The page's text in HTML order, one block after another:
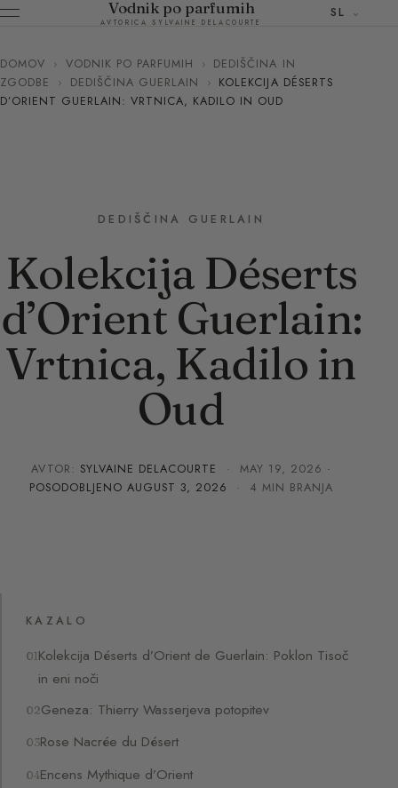
Vodnik po parfumih
AVTORICA SYLVAINE DELACOURTE
SL
DOMOV › VODNIK PO PARFUMIH › DEDIŠČINA IN
ZGODBE
› DEDIŠČINA GUERLAIN › KOLEKCIJA DÉSERTS
D’ORIENT GUERLAIN: VRTNICA, KADILO IN OUD
DEDIŠČINA GUERLAIN
Kolekcija Déserts
d’Orient Guerlain:
Vrtnica, Kadilo in
Oud
AVTOR: SYLVAINE DELACOURTE · MAY 19, 2026 ·
POSODOBLJENO AUGUST 3, 2026 · 4 MIN BRANJA
KAZALO
Kolekcija Déserts d’Orient de Guerlain: Poklon Tisoč
in eni noči
Geneza: Thierry Wasserjeva potopitev
Rose Nacrée du Désert
Encens Mythique d’Orient